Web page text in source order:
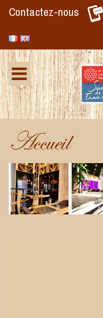
Contactez-nous
Accueil